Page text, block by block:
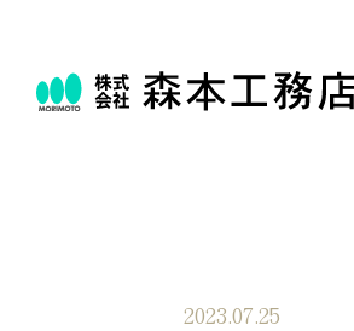
2023.07.25